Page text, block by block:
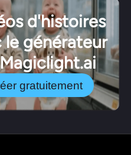
d'histoires
le générateur
gratuitement